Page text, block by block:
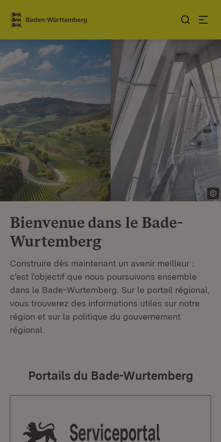
Sauter au contenu
Link zur Startseite
Bienvenue dans le Bade-
Wurtemberg
Construire dès maintenant un avenir meilleur :
c'est l'objectif que nous poursuivons ensemble
dans le Bade-Wurtemberg. Sur le portail régional,
vous trouverez des informations utiles sur notre
région et sur la politique du gouvernement
régional.
Portails du Bade-Wurtemberg